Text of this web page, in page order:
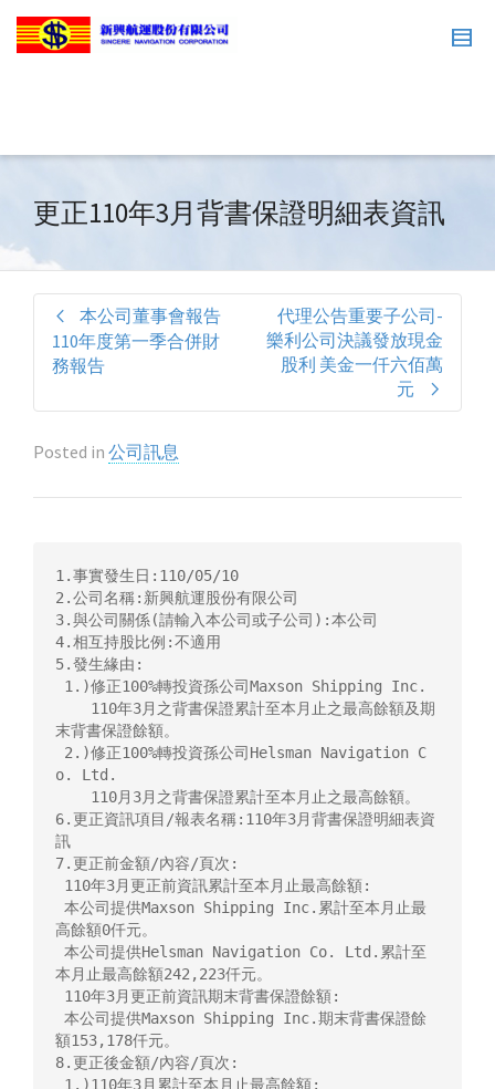
更正110年3月背書保證明細表資訊
本公司董事會報告
110年度第一季合併財
務報告
代理公告重要子公司-
樂利公司決議發放現金
股利 美金一仟六佰萬
元
Posted in 公司訊息
1.事實發生日:110/05/10
2.公司名稱:新興航運股份有限公司
3.與公司關係(請輸入本公司或子公司):本公司
4.相互持股比例:不適用
5.發生緣由:
末背書保證餘額。
o. Ltd.
6.更正資訊項目/報表名稱:110年3月背書保證明細表資
訊
7.更正前金額/內容/頁次:
高餘額0仟元。
本月止最高餘額242,223仟元。
額153,178仟元。
8.更正後金額/內容/頁次: